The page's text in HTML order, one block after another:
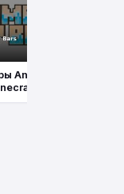
Animated XP
BE